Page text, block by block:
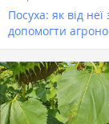
Посуха: як від
допомогти